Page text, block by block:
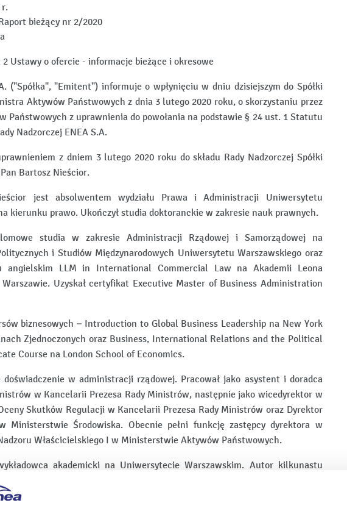
r.
bieżący nr 2/2020
Ustawy o ofercie - informacje bieżące i okresowe
("Spółka", "Emitent") informuje o wpłynięciu w dniu dzisiejszym do Spółki
Aktywów Państwowych z dnia 3 lutego 2020 roku, o skorzystaniu przez
Państwowych z uprawnienia do powołania na podstawie § 24 ust. 1 Statutu
Nadzorczej ENEA S.A.
z dniem 3 lutego 2020 roku do składu Rady Nadzorczej Spółki
Pan Bartosz Nieścior.
jest absolwentem wydziału Prawa i Administracji Uniwersytetu
kierunku prawo. Ukończył studia doktoranckie w zakresie nauk prawnych.
studia w zakresie Administracji Rządowej i Samorządowej na
i Studiów Międzynarodowych Uniwersytetu Warszawskiego oraz
angielskim LLM in International Commercial Law na Akademii Leona
Uzyskał certyfikat Executive Master of Business Administration
biznesowych – Introduction to Global Business Leadership na New York
Zjednoczonych oraz Business, International Relations and the Political
Course na London School of Economics.
doświadczenie w administracji rządowej. Pracował jako asystent i doradca
w Kancelarii Prezesa Rady Ministrów, następnie jako wicedyrektor w
Skutków Regulacji w Kancelarii Prezesa Rady Ministrów oraz Dyrektor
Ministerstwie Środowiska. Obecnie pełni funkcję zastępcy dyrektora w
Właścicielskiego I w Ministerstwie Aktywów Państwowych.
akademicki na Uniwersytecie Warszawskim. Autor kilkunastu
w czasopismach polskich i zagranicznych oraz prelegent wielu
i za granicą.